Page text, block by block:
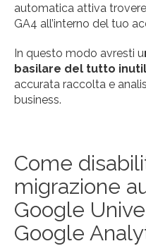
automatica attiva
GA4 all’interno del tuo
In questo modo avresti u
basilare del tutto
accurata raccolta e
business.
Come
migrazione
Google
Google